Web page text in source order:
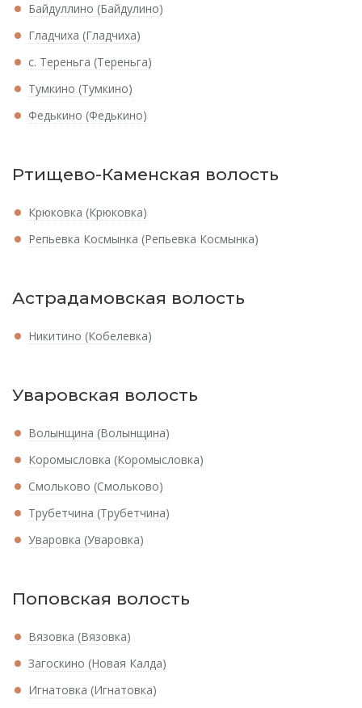
Байдуллино (Байдулино)
Гладчиха (Гладчиха)
с. Тереньга (Тереньга)
Тумкино (Тумкино)
Федькино (Федькино)
Ртищево-Каменская волость
Крюковка (Крюковка)
Репьевка Космынка (Репьевка Космынка)
Астрадамовская волость
Никитино (Кобелевка)
Уваровская волость
Волынщина (Волынщина)
Коромысловка (Коромысловка)
Смольково (Смольково)
Трубетчина (Трубетчина)
Уваровка (Уваровка)
Поповская волость
Вязовка (Вязовка)
Загоскино (Новая Калда)
Игнатовка (Игнатовка)